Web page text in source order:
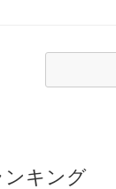
ンキング